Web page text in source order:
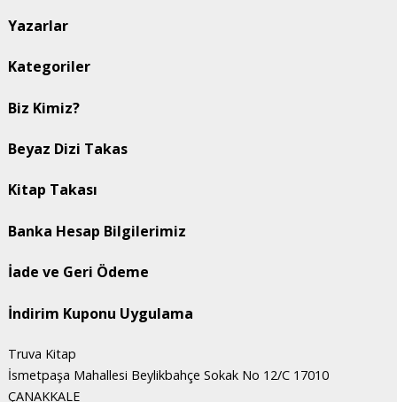
Yazarlar
Kategoriler
Biz Kimiz?
Beyaz Dizi Takas
Kitap Takası
Banka Hesap Bilgilerimiz
İade ve Geri Ödeme
İndirim Kuponu Uygulama
Truva Kitap
İsmetpaşa Mahallesi Beylikbahçe Sokak No 12/C 17010
ÇANAKKALE